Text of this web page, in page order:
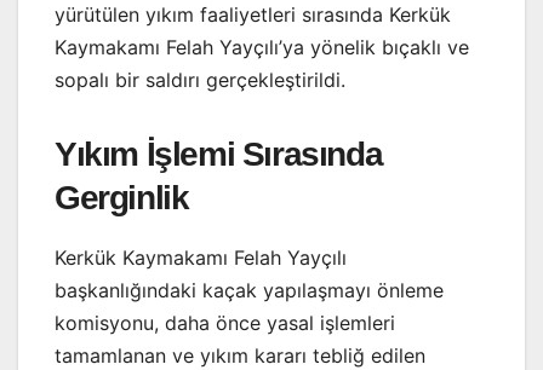
yürütülen yıkım faaliyetleri sırasında Kerkük
Kaymakamı Felah Yayçılı’ya yönelik bıçaklı ve
sopalı bir saldırı gerçekleştirildi.
Yıkım İşlemi Sırasında
Gerginlik
Kerkük Kaymakamı Felah Yayçılı
başkanlığındaki kaçak yapılaşmayı önleme
komisyonu, daha önce yasal işlemleri
tamamlanan ve yıkım kararı tebliğ edilen